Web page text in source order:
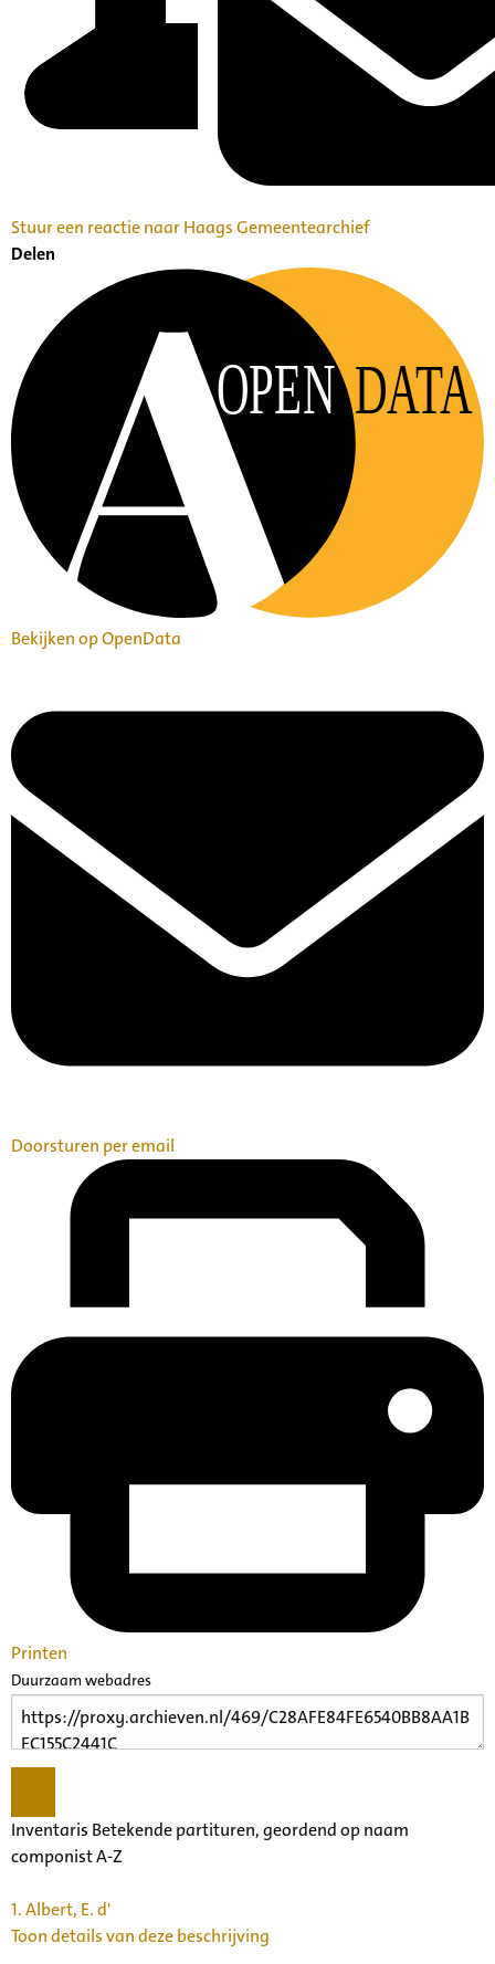
Stuur een reactie naar Haags Gemeentearchief
Delen
OPEN DATA
Bekijken op OpenData
Doorsturen per email
Printen
Duurzaam webadres
Inventaris Betekende partituren, geordend op naam
componist A-Z
1.Albert, E. d'
Toon details van deze beschrijving